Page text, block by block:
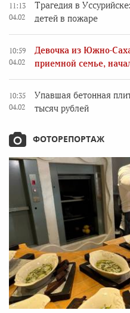
11:13
04.02
Трагедия в
детей в пожаре
10:59
04.02
Девочка из Южно-
приемной семье,
10:35
04.02
Упавшая бетонная
тысяч рублей
ФОТОРЕПОРТАЖ